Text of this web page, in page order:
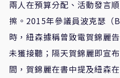
兩人在預算分配、活動發言
擦。2015年參議員波克瑟（
時，紐森據稱曾致電賀錦麗
未獲接聽；隔天賀錦麗即宣
間，賀錦麗在書中提及紐森